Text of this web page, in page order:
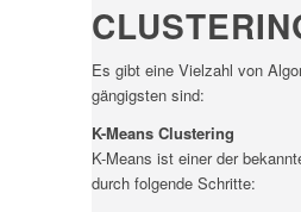
Es gibt eine Vielzahl von
gängigsten sind:
K-Means Clustering
K-Means ist einer der
durch folgende Schritte: